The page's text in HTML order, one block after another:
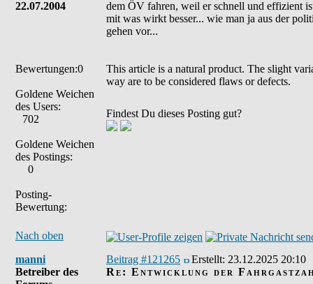
22.07.2004
Bewertungen:0
Goldene Weichen
des Users:
702
Goldene Weichen
des Postings:
0
Posting-
Bewertung:
dem ÖV fahren, weil er schnell und effizient
mit was wirkt besser... wie man ja aus der
gehen vor...
This article is a natural product. The slight
way are to be considered flaws or defects.
Findest Du dieses Posting gut?
Nach oben
manni
Betreiber des
Beitrag #121265 Erstellt: 23.12.2025 20:10
Re: Entwicklung der